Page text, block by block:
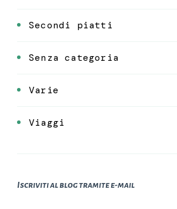
Secondi piatti
Senza categoria
Varie
Viaggi
Iscriviti al blog tramite e-mail